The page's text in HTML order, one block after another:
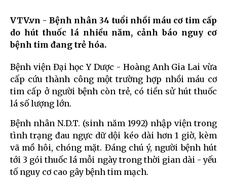
VTV.vn - Bệnh nhân 34 tuổi nhồi máu cơ tim cấp
do hút thuốc lá nhiều năm, cảnh báo nguy cơ
bệnh tim đang trẻ hóa.
Bệnh viện Đại học Y Dược - Hoàng Anh Gia Lai vừa
cấp cứu thành công một trường hợp nhồi máu cơ
tim cấp ở người bệnh còn trẻ, có tiền sử hút thuốc
lá số lượng lớn.
Bệnh nhân N.D.T. (sinh năm 1992) nhập viện trong
tình trạng đau ngực dữ dội kéo dài hơn 1 giờ, kèm
vã mồ hôi, chóng mặt. Đáng chú ý, người bệnh hút
tới 3 gói thuốc lá mỗi ngày trong thời gian dài - yếu
tố nguy cơ cao gây bệnh tim mạch.